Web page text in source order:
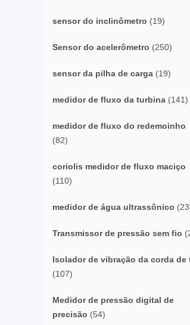
sensor do inclinômetro (19)
Sensor do acelerômetro (250)
sensor da pilha de carga (19)
medidor de fluxo da turbina (141)
medidor de fluxo do redemoinho
(82)
coriolis medidor de fluxo maciço
(110)
medidor de água ultrassônico
Transmissor de pressão sem fio
Isolador de vibração da corda de
(107)
Medidor de pressão digital de
precisão (54)